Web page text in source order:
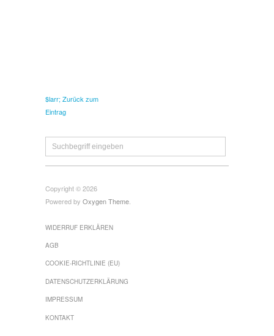
$larr; Zurück zum
Eintrag
Copyright © 2026
Powered by Oxygen Theme
WIDERRUF ERKLÄREN
AGB
COOKIE-RICHTLINIE (EU)
DATENSCHUTZERKLÄRUNG
IMPRESSUM
KONTAKT